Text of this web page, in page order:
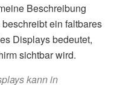
Beschreibung
ein faltbares
Displays bedeutet,
sichtbar wird.
kann in